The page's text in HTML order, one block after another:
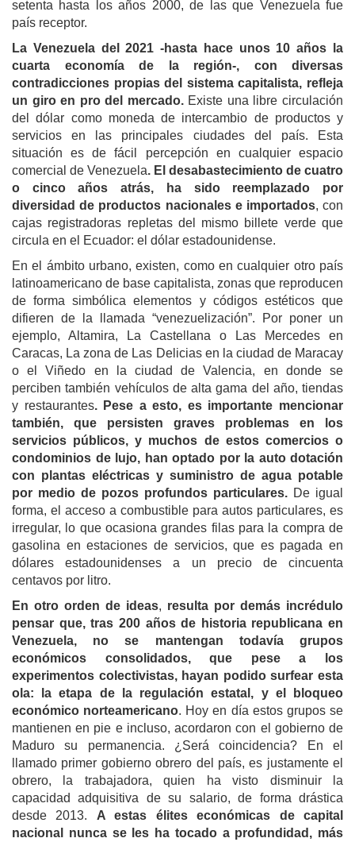
setenta hasta los años 2000, de las que Venezuela fue
país receptor.
La Venezuela del 2021 -hasta hace unos 10 años la
cuarta economía de la región-, con diversas
contradicciones propias del sistema capitalista, refleja
un giro en pro del mercado.Existe una libre circulación
del dólar como moneda de intercambio de productos y
servicios en las principales ciudades del país. Esta
situación es de fácil percepción en cualquier espacio
comercial de Venezuela. El desabastecimiento de cuatro
o cinco años atrás, ha sido reemplazado por
diversidad de productos nacionales e importados, con
cajas registradoras repletas del mismo billete verde que
circula en el Ecuador: el dólar estadounidense.
En el ámbito urbano, existen, como en cualquier otro país
latinoamericano de base capitalista, zonas que reproducen
de forma simbólica elementos y códigos estéticos que
difieren de la llamada “venezuelización”. Por poner un
ejemplo, Altamira, La Castellana o Las Mercedes en
Caracas, La zona de Las Delicias en la ciudad de Maracay
o el Viñedo en la ciudad de Valencia, en donde se
perciben también vehículos de alta gama del año, tiendas
y restaurantes. Pese a esto, es importante mencionar
también, que persisten graves problemas en los
servicios públicos, y muchos de estos comercios o
condominios de lujo, han optado por la auto dotación
con plantas eléctricas y suministro de agua potable
por medio de pozos profundos particulares. De igual
forma, el acceso a combustible para autos particulares, es
irregular, lo que ocasiona grandes filas para la compra de
gasolina en estaciones de servicios, que es pagada en
dólares estadounidenses a un precio de cincuenta
centavos por litro.
En otro orden de ideas, resulta por demás incrédulo
pensar que, tras 200 años de historia republicana en
Venezuela, no se mantengan todavía grupos
económicos consolidados, que pese a los
experimentos colectivistas, hayan podido surfear esta
ola: la etapa de la regulación estatal, y el bloqueo
económico norteamericano. Hoy en día estos grupos se
mantienen en pie e incluso, acordaron con el gobierno de
Maduro su permanencia. ¿Será coincidencia? En el
llamado primer gobierno obrero del país, es justamente el
obrero, la trabajadora, quien ha visto disminuir la
capacidad adquisitiva de su salario, de forma drástica
desde 2013. A estas élites económicas de capital
nacional nunca se les ha tocado a profundidad, más